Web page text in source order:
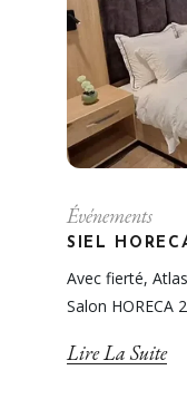
Événements
SIEL
Avec fierté,
Salon HORECA
Lire La Suite